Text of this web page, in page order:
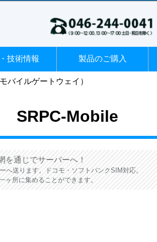
技術情報 製品のご購入
バイルゲートウェイ）
SRPC-Mobile
通じでサーバーへ！
送ります。ドコモ・ソフトバンクSIM対応。
所に集めることができます。